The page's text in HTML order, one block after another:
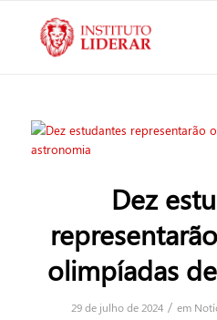
Dez
olimpíadas
29 de julho de 2024 / em